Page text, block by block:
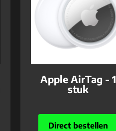
Apple AirTag - 1
stuk
Direct bestellen